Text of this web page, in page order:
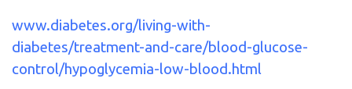
www.diabetes.org/living-with-
diabetes/treatment-and-care/blood-glucose-
control/hypoglycemia-low-blood.html